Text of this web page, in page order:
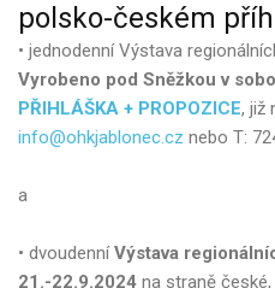
polsko-českém
• jednodenní Výstava
Vyrobeno pod Sněžkou v
PŘIHLÁŠKA + PROPOZICE, již
info@ohkjablonec.cz nebo T:
a
• dvoudenníVýstava
21.-22.9.2024 na straně